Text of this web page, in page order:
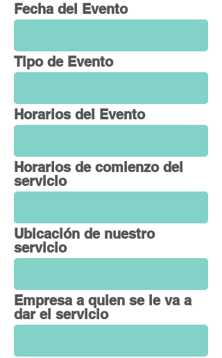
Fecha del Evento
Tipo de Evento
Horarios del Evento
Horarios de comienzo del
servicio
Ubicación de nuestro
servicio
Empresa a quien se le va a
dar el servicio